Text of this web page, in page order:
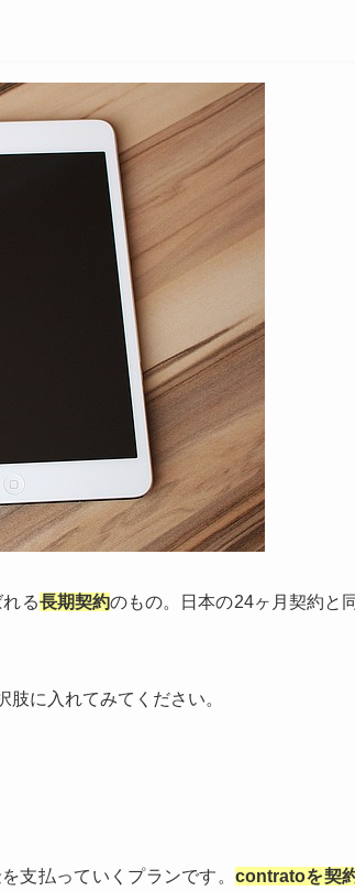
る長期契約のもの。日本の24ヶ月契約と
に入れてみてください。
支払っていくプランです。contratoを契